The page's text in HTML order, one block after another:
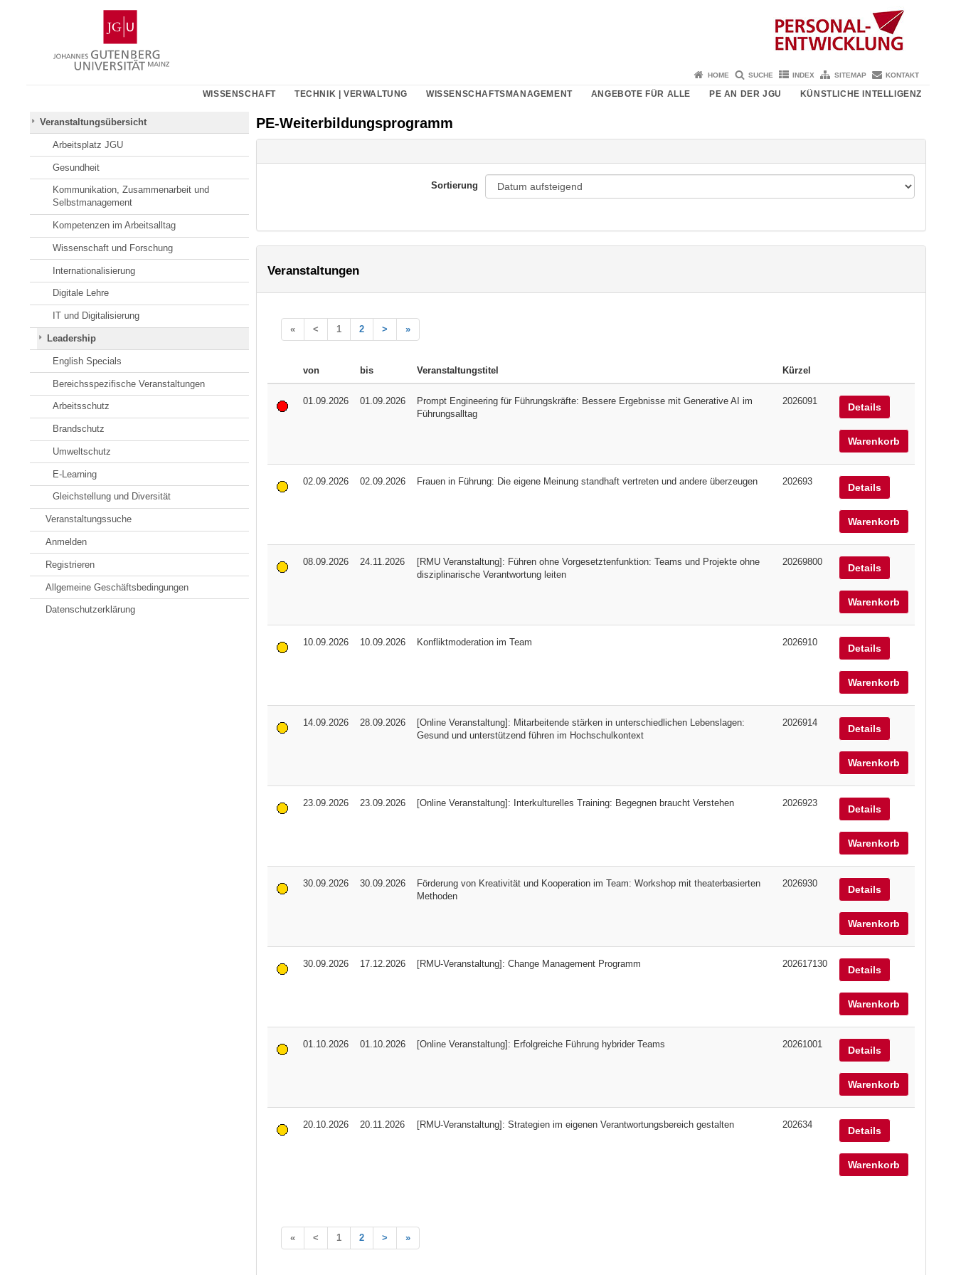
Gutenberg-
Universität
Mainz
HOME SUCHE INDEX SITEMAP KONTAKT
WISSENSCHAFT TECHNIK | VERWALTUNG WISSENSCHAFTSMANAGEMENT ANGEBOTE FÜR ALLE PE AN DER JGU KÜNSTLICHE INTELLIGENZ
Veranstaltungsübersicht
Arbeitsplatz JGU
Gesundheit
Kommunikation, Zusammenarbeit und
Selbstmanagement
Kompetenzen im Arbeitsalltag
Wissenschaft und Forschung
Internationalisierung
Digitale Lehre
IT und Digitalisierung
Leadership
English Specials
Bereichsspezifische Veranstaltungen
Arbeitsschutz
Brandschutz
Umweltschutz
E-Learning
Gleichstellung und Diversität
Veranstaltungssuche
Anmelden
Registrieren
Allgemeine Geschäftsbedingungen
Datenschutzerklärung
PE-Weiterbildungsprogramm
Sortierung
Veranstaltungen
« < 1 2 > »
von bis Veranstaltungstitel Kürzel
01.09.2026 01.09.2026
Prompt Engineering für Führungskräfte: Bessere Ergebnisse mit Generative AI im
Führungsalltag
2026091
Details
Warenkorb
02.09.2026 02.09.2026 Frauen in Führung: Die eigene Meinung standhaft vertreten und andere überzeugen 202693
Details
Warenkorb
08.09.2026 24.11.2026
[RMU Veranstaltung]: Führen ohne Vorgesetztenfunktion: Teams und Projekte ohne
disziplinarische Verantwortung leiten
20269800
Details
Warenkorb
10.09.2026 10.09.2026 Konfliktmoderation im Team 2026910
Details
Warenkorb
14.09.2026 28.09.2026
[Online Veranstaltung]: Mitarbeitende stärken in unterschiedlichen Lebenslagen:
Gesund und unterstützend führen im Hochschulkontext
2026914
Details
Warenkorb
23.09.2026 23.09.2026 [Online Veranstaltung]: Interkulturelles Training: Begegnen braucht Verstehen 2026923
Details
Warenkorb
30.09.2026 30.09.2026
Förderung von Kreativität und Kooperation im Team: Workshop mit theaterbasierten
Methoden
2026930
Details
Warenkorb
30.09.2026 17.12.2026 [RMU-Veranstaltung]: Change Management Programm 202617130
Details
Warenkorb
01.10.2026 01.10.2026 [Online Veranstaltung]: Erfolgreiche Führung hybrider Teams 20261001
Details
Warenkorb
20.10.2026 20.11.2026 [RMU-Veranstaltung]: Strategien im eigenen Verantwortungsbereich gestalten 202634
Details
Warenkorb
« < 1 2 > »